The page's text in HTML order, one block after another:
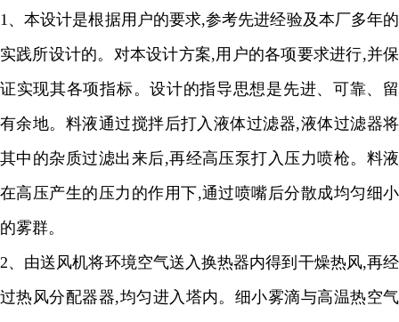
1、本设计是根据用户的要求,参考先进经验及本厂多年的
实践所设计的。对本设计方案,用户的各项要求进行,并保
证实现其各项指标。设计的指导思想是先进、可靠、留
有余地。料液通过搅拌后打入液体过滤器,液体过滤器将
其中的杂质过滤出来后,再经高压泵打入压力喷枪。料液
在高压产生的压力的作用下,通过喷嘴后分散成均匀细小
的雾群。
2、由送风机将环境空气送入换热器内得到干燥热风,再经
过热风分配器器,均匀进入塔内。细小雾滴与高温热空气